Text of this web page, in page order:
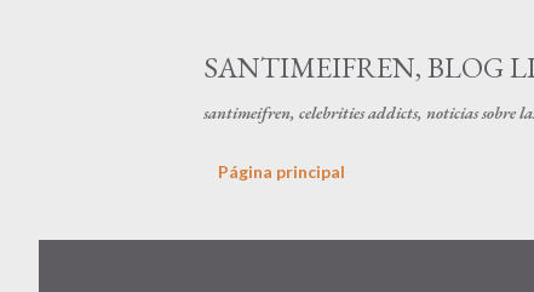
SANTIMEIFREN, BLOG
santimeifren, celebrities addicts, noticias sobre
Página principal